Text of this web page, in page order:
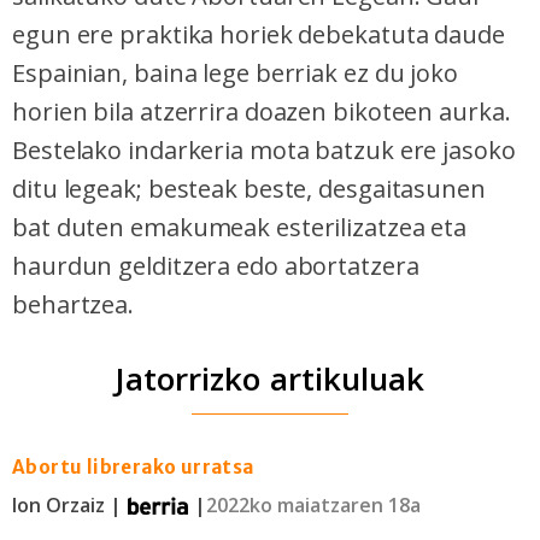
egun ere praktika horiek debekatuta daude
Espainian, baina lege berriak ez du joko
horien bila atzerrira doazen bikoteen aurka.
Bestelako indarkeria mota batzuk ere jasoko
ditu legeak; besteak beste, desgaitasunen
bat duten emakumeak esterilizatzea eta
haurdun gelditzera edo abortatzera
behartzea.
Jatorrizko artikuluak
Abortu librerako urratsa
Ion Orzaiz | | 2022ko maiatzaren 18a